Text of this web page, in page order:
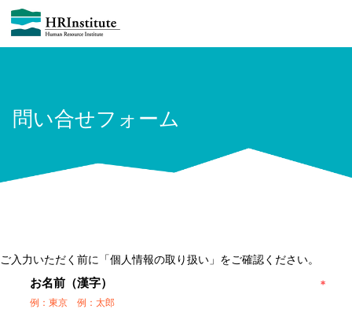
問い合せフォーム
ご入力いただく前に「個人情報の取り扱い」をご確認ください。
お名前（漢字）
例：東京 例：太郎